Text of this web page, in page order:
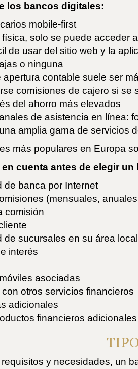
los bancos digitales:
mobile-first
solo se puede acceder
de usar del sitio web y la
o ninguna
apertura contable suele ser
comisiones de cajero si se
del ahorro más elevados
de asistencia en línea:
amplia gama de servicios
más populares en Europa
cuenta antes de elegir un
de banca por Internet
(mensuales,
comisión
de sucursales en su área local
interés
asociadas
otros servicios financieros
adicionales
financieros adicionales
y necesidades, un